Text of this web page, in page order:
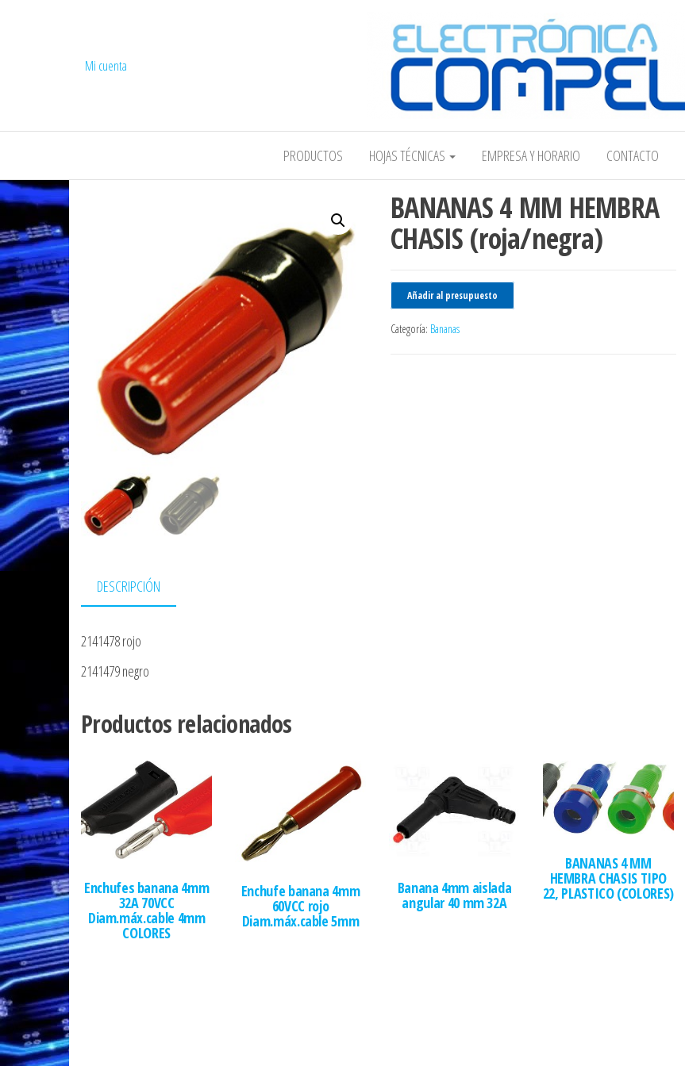
COMPEL Electrónica COMPEL
Mi cuenta
PRODUCTOS HOJAS TÉCNICAS EMPRESA Y HORARIO CONTACTO
BANANAS 4 MM HEMBRA
CHASIS (roja/negra)
Añadir al presupuesto
Categoría: Bananas
DESCRIPCIÓN
2141478 rojo
2141479 negro
Productos relacionados
Enchufes banana 4mm
32A 70VCC
Diam.máx.cable 4mm
COLORES
Enchufe banana 4mm
60VCC rojo
Diam.máx.cable 5mm
Banana 4mm aislada
angular 40 mm 32A
BANANAS 4 MM
HEMBRA CHASIS TIPO
22, PLASTICO (COLORES)